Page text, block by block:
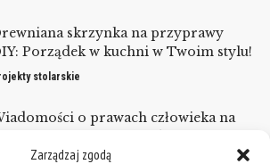
Zarządzaj zgodą
skrzynka na przyprawy
Porządek w kuchni w Twoim stylu!
stolarskie
o prawach człowieka na
sytuacji